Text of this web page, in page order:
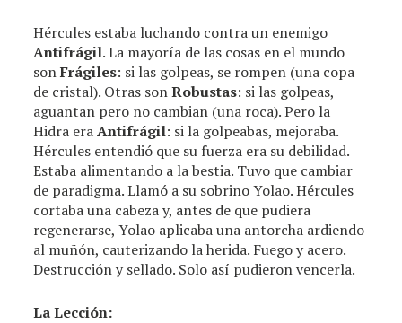
Hércules estaba luchando contra un enemigo
Antifrágil. La mayoría de las cosas en el mundo
sonFrágiles: si las golpeas, se rompen (una copa
de cristal). Otras sonRobustas: si las golpeas,
aguantan pero no cambian (una roca). Pero la
Hidra eraAntifrágil: si la golpeabas, mejoraba.
Hércules entendió que su fuerza era su debilidad.
Estaba alimentando a la bestia. Tuvo que cambiar
de paradigma. Llamó a su sobrino Yolao. Hércules
cortaba una cabeza y, antes de que pudiera
regenerarse, Yolao aplicaba una antorcha ardiendo
al muñón, cauterizando la herida. Fuego y acero.
Destrucción y sellado. Solo así pudieron vencerla.
La Lección: